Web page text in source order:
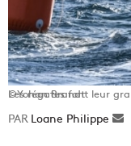
Les régates font leur grand retour pour la 55e édition de la SNIM ©Yohan Brandt
Loane Philippe